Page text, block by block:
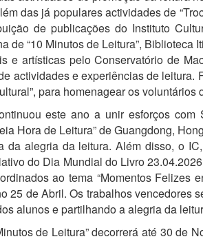
das já populares actividades de
de publicações do Instituto
“10 Minutos de Leitura”,
e artísticas pelo Conservatório de
actividades e experiências de leitura.
para homenagear os
este ano a unir esforços com
Hora de Leitura” de Guangdong,
alegria da leitura. Além disso, o
do Dia Mundial do Livro
ao tema “Momentos Felizes
25 de Abril. Os trabalhos vencedores
alunos e partilhando a alegria da
de Leitura” decorrerá até 30 de